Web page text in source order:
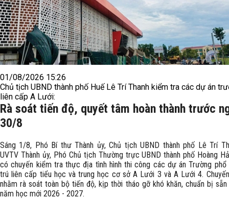
01/08/2026 15:26
Chủ tịch UBND thành phố Huế Lê Trí Thanh kiểm tra các dự án
liên cấp A Lưới:
Rà soát tiến độ, quyết tâm hoàn thành trước
30/8
Sáng 1/8, Phó Bí thư Thành ủy, Chủ tịch UBND thành phố Lê Trí
UVTV Thành ủy, Phó Chủ tịch Thường trực UBND thành phố Hoàng
có chuyến kiểm tra thực địa tình hình thi công các dự án Trường phổ
trú liên cấp tiểu học và trung học cơ sở A Lưới 3 và A Lưới 4.
nhằm rà soát toàn bộ tiến độ, kịp thời tháo gỡ khó khăn, chuẩn bị sẵn
năm học mới 2026 - 2027.